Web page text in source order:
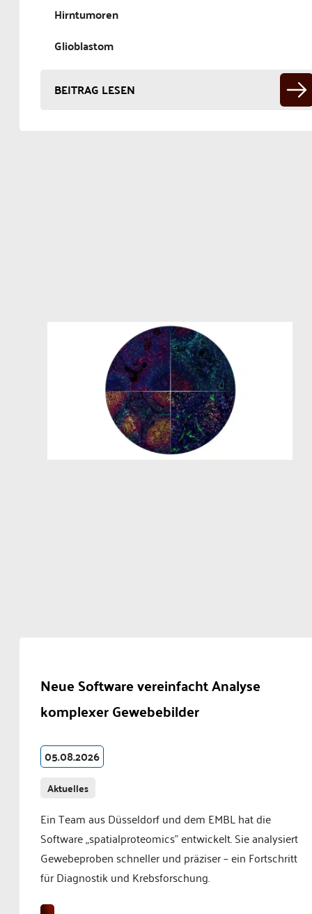
Hirntumoren
Glioblastom
BEITRAG LESEN
Neue Software vereinfacht Analyse
komplexer Gewebebilder
05.08.2026
Aktuelles
Ein Team aus Düsseldorf und dem EMBL hat die
Software „spatialproteomics" entwickelt. Sie analysiert
Gewebeproben schneller und präziser – ein Fortschritt
für Diagnostik und Krebsforschung.